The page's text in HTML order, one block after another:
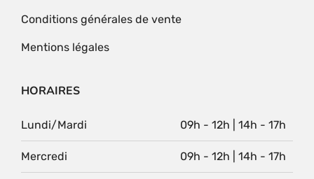
Conditions générales de vente
Mentions légales
HORAIRES
Lundi/Mardi 09h - 12h | 14h - 17h
Mercredi 09h - 12h | 14h - 17h